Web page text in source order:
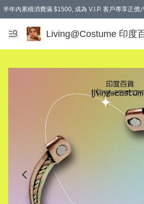
半年內累積消費滿 $1500, 成為 V.I.P. 客戶專享正價
滿$600免本地運費
Living@Costume 印度